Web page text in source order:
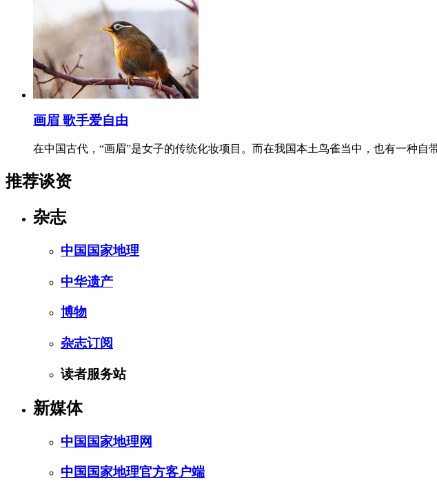
画眉 歌手爱自由
在中国古代，“画眉”是女子的传统化妆项目。而在我国本土鸟雀当中，也有一种
推荐谈资
杂志
中国国家地理
中华遗产
博物
杂志订阅
读者服务站
新媒体
中国国家地理网
中国国家地理官方客户端